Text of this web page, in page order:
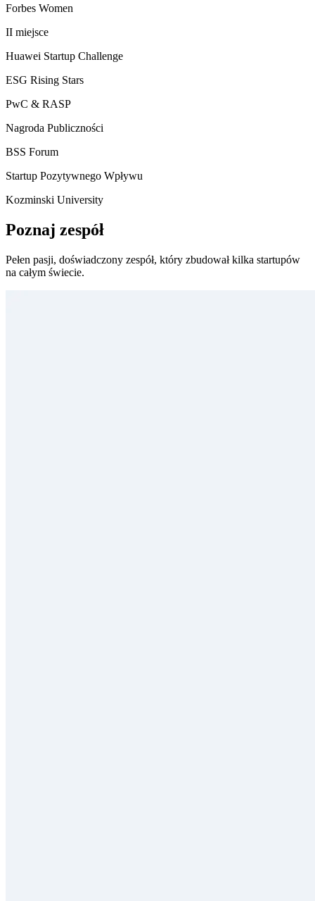
Forbes Women
II miejsce
Huawei Startup Challenge
ESG Rising Stars
PwC & RASP
Nagroda Publiczności
BSS Forum
Startup Pozytywnego Wpływu
Kozminski University
Poznaj zespół
Pełen pasji, doświadczony zespół, który zbudował kilka startupów
na całym świecie.